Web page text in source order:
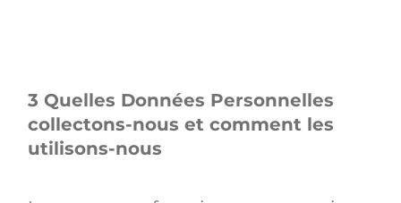
3 Quelles Données Personnelles
collectons-nous et comment les
utilisons-nous